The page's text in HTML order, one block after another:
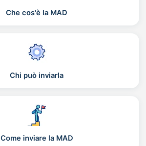
Che cos'è la MAD
Chi può inviarla
Come inviare la MAD